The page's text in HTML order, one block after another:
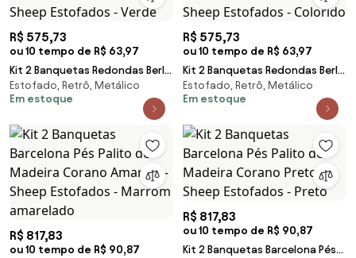
R$ 575,73
ou 10 tempo de R$ 63,97
Kit 2 Banquetas Redondas Berlin
Pés Palito Suede Corano Verde
- Sheep Estofados - Verde
Estofado, Retrô, Metálico
Em estoque
R$ 575,73
ou 10 tempo de R$ 63,97
Kit 2 Banquetas Redondas Berlin
Pés Palito Suede Suede Cardan
- Sheep Estofados - Colorido
Estofado, Retrô, Metálico
Em estoque
R$ 817,83
ou 10 tempo de R$ 90,87
R$ 817,83
ou 10 tempo de R$ 90,87
Kit 2 Banquetas Barcelona Pés